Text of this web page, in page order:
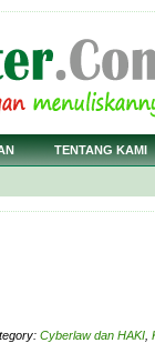
TENTANG KAMI
Cyberlaw dan HAKI